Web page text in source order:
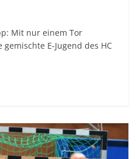
Mit nur einem Tor
E-Jugend des HC